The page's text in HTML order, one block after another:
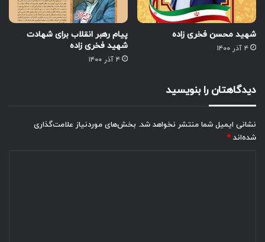
شهید محسن فخری زاده
۴ آذر ۱۴۰۰
پیام رهبر انقلاب برای شهادت
شهید فخری زاده
۴ آذر ۱۴۰۰
دیدگاهتان را بنویسید
نشانی ایمیل شما منتشر نخواهد شد. بخش‌های موردنیاز علامت‌گذاری
شده‌اند *